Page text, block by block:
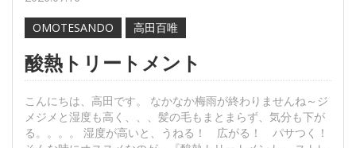
OMOTESANDO
高田百唯
酸熱トリートメント
こんにちは、高田です。 なかなか梅雨が終わりませんね～ジ
メジメと湿度も高く、、、髪の毛もまとまらず、気分も下が
る。。。。 湿度が高いと、うねる！ 広がる！ パサつく！